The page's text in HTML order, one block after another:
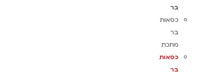
בר
כסאות
בר
מתכת
כסאות
בר